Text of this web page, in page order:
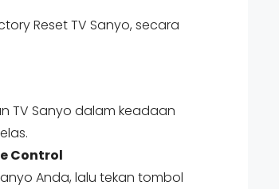
Reset TV Sanyo, secara
TV Sanyo dalam keadaan
Control
Anda, lalu tekan tombol